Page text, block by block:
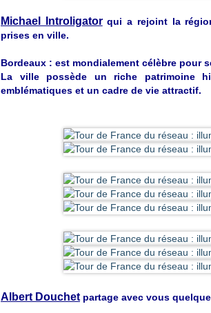
Michael Introligatorqui a rejoint la
prises en ville.
Bordeaux : est mondialement célèbre pour
La ville possède un riche patrimoine
emblématiques et un cadre de vie attractif.
Albert Douchet partage avec vous